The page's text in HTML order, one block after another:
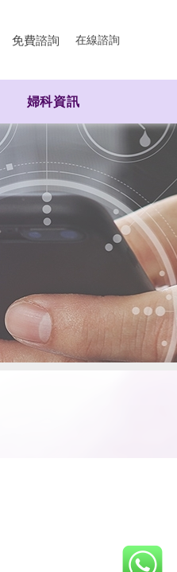
免費諮詢 在線諮詢
婦科資訊